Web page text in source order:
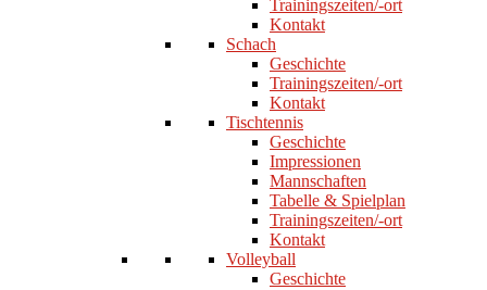
Trainingszeiten/-ort
Kontakt
Schach
Geschichte
Trainingszeiten/-ort
Kontakt
Tischtennis
Geschichte
Impressionen
Mannschaften
Tabelle & Spielplan
Trainingszeiten/-ort
Kontakt
Volleyball
Geschichte